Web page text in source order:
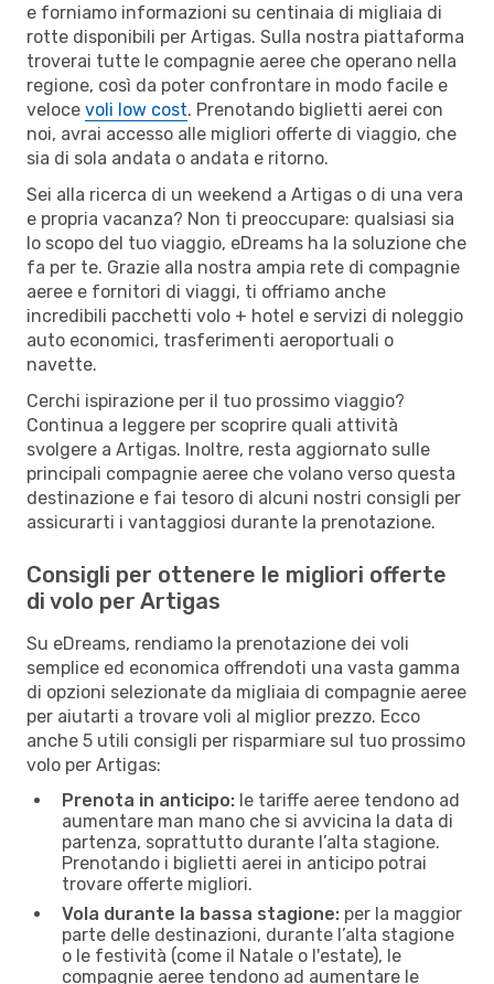
e forniamo informazioni su centinaia di migliaia di
rotte disponibili per Artigas. Sulla nostra piattaforma
troverai tutte le compagnie aeree che operano nella
regione, così da poter confrontare in modo facile e
veloce voli low cost. Prenotando biglietti aerei con
noi, avrai accesso alle migliori offerte di viaggio, che
sia di sola andata o andata e ritorno.
Sei alla ricerca di un weekend a Artigas o di una vera
e propria vacanza? Non ti preoccupare: qualsiasi sia
lo scopo del tuo viaggio, eDreams ha la soluzione che
fa per te. Grazie alla nostra ampia rete di compagnie
aeree e fornitori di viaggi, ti offriamo anche
incredibili pacchetti volo + hotel e servizi di noleggio
auto economici, trasferimenti aeroportuali o
navette.
Cerchi ispirazione per il tuo prossimo viaggio?
Continua a leggere per scoprire quali attività
svolgere a Artigas. Inoltre, resta aggiornato sulle
principali compagnie aeree che volano verso questa
destinazione e fai tesoro di alcuni nostri consigli per
assicurarti i vantaggiosi durante la prenotazione.
Consigli per ottenere le migliori offerte
di volo per Artigas
Su eDreams, rendiamo la prenotazione dei voli
semplice ed economica offrendoti una vasta gamma
di opzioni selezionate da migliaia di compagnie aeree
per aiutarti a trovare voli al miglior prezzo. Ecco
anche 5 utili consigli per risparmiare sul tuo prossimo
volo per Artigas:
Prenota in anticipo: le tariffe aeree tendono ad
aumentare man mano che si avvicina la data di
partenza, soprattutto durante l’alta stagione.
Prenotando i biglietti aerei in anticipo potrai
trovare offerte migliori.
Vola durante la bassa stagione: per la maggior
parte delle destinazioni, durante l’alta stagione
o le festività (come il Natale o l'estate), le
compagnie aeree tendono ad aumentare le